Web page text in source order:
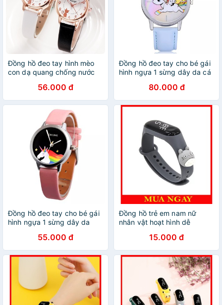
Đồng hồ đeo tay hình mèo
con dạ quang chống nước
56.000 đ
Đồng hồ đeo tay cho bé gái
hình ngựa 1 sừng dây da cá
80.000 đ
Đồng hồ đeo tay cho bé gái
hình ngựa 1 sừng dây da
55.000 đ
Đồng hồ trẻ em nam nữ
nhân vật hoạt hình dễ
15.000 đ